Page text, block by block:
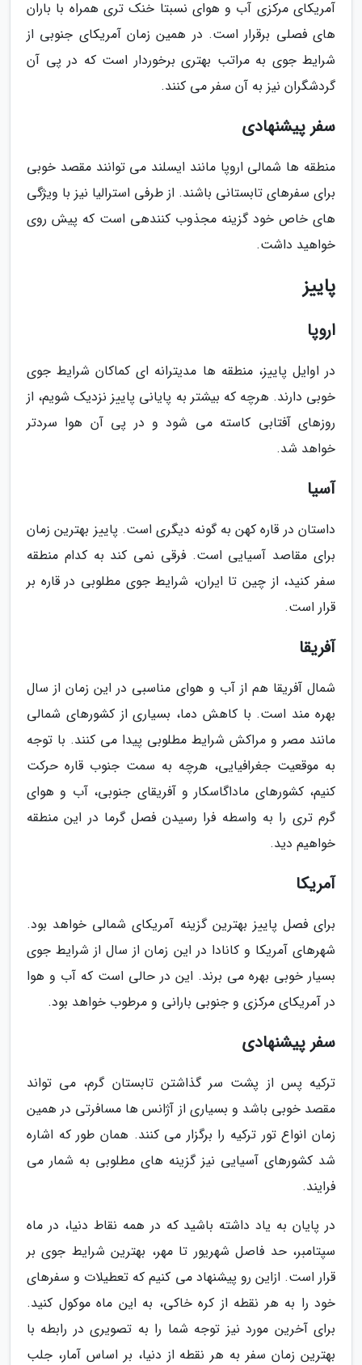
آمریکای مرکزی آب و هوای نسبتا خنک تری همراه با باران
های فصلی برقرار است. در همین زمان آمریکای جنوبی از
شرایط جوی به مراتب بهتری برخوردار است که در پی آن
گردشگران نیز به آن سفر می کنند.
سفر پیشنهادی
منطقه ها شمالی اروپا مانند ایسلند می توانند مقصد خوبی
برای سفرهای تابستانی باشند. از طرفی استرالیا نیز با ویژگی
های خاص خود گزینه مجذوب کنندهی است که پیش روی
خواهید داشت.
پاییز
اروپا
در اوایل پاییز، منطقه ها مدیترانه ای کماکان شرایط جوی
خوبی دارند. هرچه که بیشتر به پایانی پاییز نزدیک شویم، از
روزهای آفتابی کاسته می شود و در پی آن هوا سردتر
خواهد شد.
آسیا
داستان در قاره کهن به گونه دیگری است. پاییز بهترین زمان
برای مقاصد آسیایی است. فرقی نمی کند به کدام منطقه
سفر کنید، از چین تا ایران، شرایط جوی مطلوبی در قاره بر
قرار است.
آفریقا
شمال آفریقا هم از آب و هوای مناسبی در این زمان از سال
بهره مند است. با کاهش دما، بسیاری از کشورهای شمالی
مانند مصر و مراکش شرایط مطلوبی پیدا می کنند. با توجه
به موقعیت جغرافیایی، هرچه به سمت جنوب قاره حرکت
کنیم، کشورهای ماداگاسکار و آفریقای جنوبی، آب و هوای
گرم تری را به واسطه فرا رسیدن فصل گرما در این منطقه
خواهیم دید.
آمریکا
برای فصل پاییز بهترین گزینه آمریکای شمالی خواهد بود.
شهرهای آمریکا و کانادا در این زمان از سال از شرایط جوی
بسیار خوبی بهره می برند. این در حالی است که آب و هوا
در آمریکای مرکزی و جنوبی بارانی و مرطوب خواهد بود.
سفر پیشنهادی
ترکیه پس از پشت سر گذاشتن تابستان گرم، می تواند
مقصد خوبی باشد و بسیاری از آژانس ها مسافرتی در همین
زمان انواع تور ترکیه را برگزار می کنند. همان طور که اشاره
شد کشورهای آسیایی نیز گزینه های مطلوبی به شمار می
فرایند.
در پایان به یاد داشته باشید که در همه نقاط دنیا، در ماه
سپتامبر، حد فاصل شهریور تا مهر، بهترین شرایط جوی بر
قرار است. ازاین رو پیشنهاد می کنیم که تعطیلات و سفرهای
خود را به هر نقطه از کره خاکی، به این ماه موکول کنید.
برای آخرین مورد نیز توجه شما را به تصویری در رابطه با
بهترین زمان سفر به هر نقطه از دنیا، بر اساس آمار، جلب